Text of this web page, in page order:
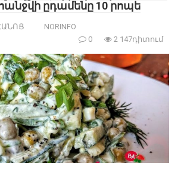
ըդամենը 10 րոպե
NORINFO
0
2 147դիտում